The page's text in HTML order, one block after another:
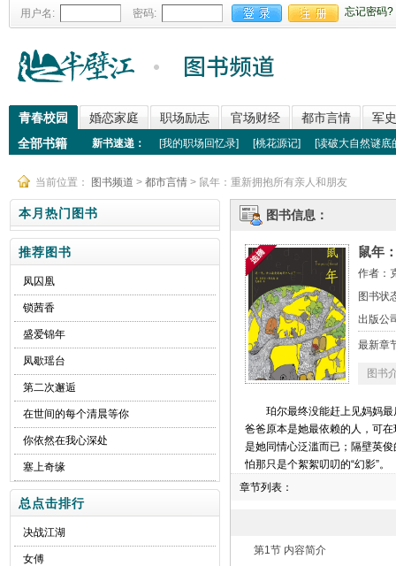
用户名: 密码: 忘记密码?
青春校园 婚恋家庭 职场励志 官场财经 都市言情
军
全部书籍
新书速递： [我的职场回忆录] [桃花源记] [读破大自然谜底
当前位置： 图书频道 > 都市言情 > 鼠年：重新拥抱所有亲人和朋友
本月热门图书
推荐图书
凤囚凰
锁茜香
盛爱锦年
凤歇瑶台
第二次邂逅
在世间的每个清晨等你
你依然在我心深处
塞上奇缘
总点击排行
决战江湖
女傅
图书信息：
鼠年
作者：
图书状
出版公
最新章
图书
珀尔最终没能赶上见妈妈
爸爸原本是她最依赖的人，可
是她同情心泛滥而已；隔壁英
怕那只是个絮絮叨叨的“幻影”。
章节列表：
第1节 内容简介